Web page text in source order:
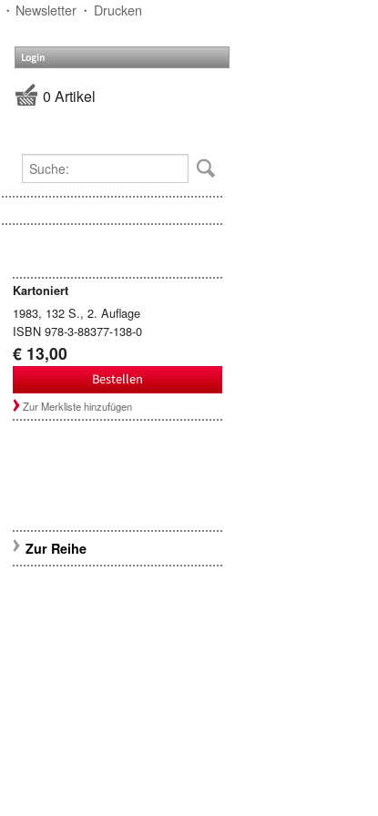
Newsletter Drucken
Login
0 Artikel
Kartoniert
1983, 132 S., 2. Auflage
ISBN 978-3-88377-138-0
€ 13,00
Bestellen
Zur Merkliste hinzufügen
Zur Reihe